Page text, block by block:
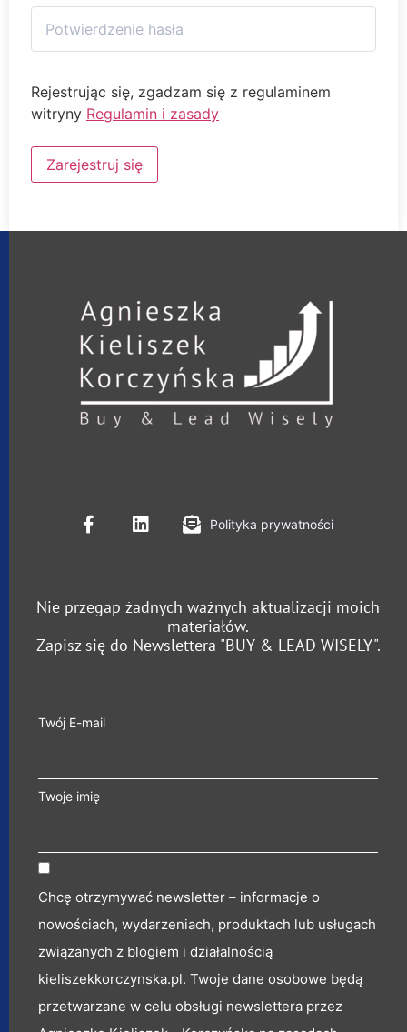
Rejestrując się, zgadzam się z regulaminem
witryny Regulamin i zasady
Zarejestruj się
Polityka prywatności
Nie przegap żadnych ważnych aktualizacji moich
materiałów.
Zapisz się do Newslettera "BUY & LEAD WISELY".
Twój E-mail
Twoje imię
Chcę otrzymywać newsletter – informacje o
nowościach, wydarzeniach, produktach lub usługach
związanych z blogiem i działalnością
kieliszekkorczynska.pl. Twoje dane osobowe będą
przetwarzane w celu obsługi newslettera przez